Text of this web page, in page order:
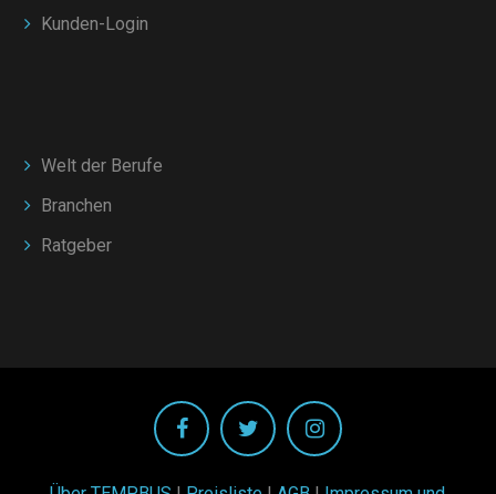
Kunden-Login
Welt der Berufe
Branchen
Ratgeber